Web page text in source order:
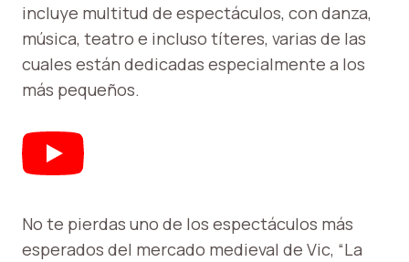
incluye multitud de espectáculos, con danza,
música, teatro e incluso títeres, varias de las
cuales están dedicadas especialmente a los
más pequeños.
No te pierdas uno de los espectáculos más
esperados del mercado medieval de Vic, “La